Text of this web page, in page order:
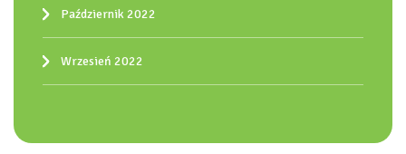
Październik 2022
Wrzesień 2022